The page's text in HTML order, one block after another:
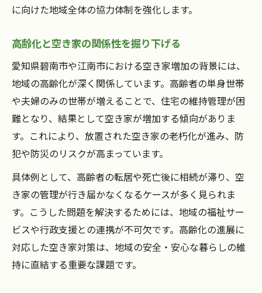
に向けた地域全体の協力体制を強化します。
高齢化と空き家の関係性を掘り下げる
愛知県碧南市や江南市における空き家増加の背景には、
地域の高齢化が深く関係しています。高齢者の単身世帯
や夫婦のみの世帯が増えることで、住宅の維持管理が困
難となり、結果として空き家が増加する傾向がありま
す。これにより、放置された空き家の老朽化が進み、防
犯や防災のリスクが高まっています。
具体例として、高齢者の転居や死亡後に相続が滞り、空
き家の管理が行き届かなくなるケースが多く見られま
す。こうした問題を解決するためには、地域の福祉サー
ビスや行政支援との連携が不可欠です。高齢化の進展に
対応した空き家対策は、地域の安全・安心な暮らしの維
持に直結する重要な課題です。